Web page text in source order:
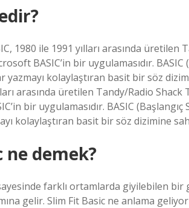
1980 ile 1991 yılları arasında
BASIC’in bir uygulamasıdır.
kolaylaştıran basit bir söz
arasında üretilen Tandy/Radio
bir uygulamasıdır. BASIC
kolaylaştıran basit bir söz dizimine
demek?
sayesinde farklı ortamlarda giyilebilen
gelir. Slim Fit Basic ne anlama